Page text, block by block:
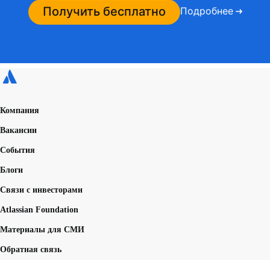
Получить бесплатно Подробнее
Компания
Вакансии
События
Блоги
Связи с инвесторами
Atlassian Foundation
Материалы для СМИ
Обратная связь